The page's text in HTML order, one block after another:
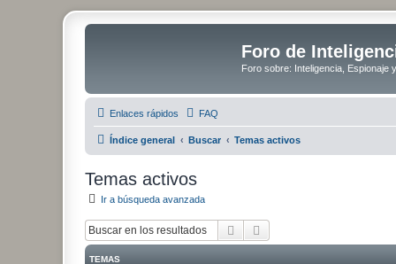
Foro de
Foro sobre: Inteligencia, Espionaje
Enlaces rápidos FAQ
Índice general Buscar Temas activos
Temas activos
Ir a búsqueda avanzada
Buscar
TEMAS